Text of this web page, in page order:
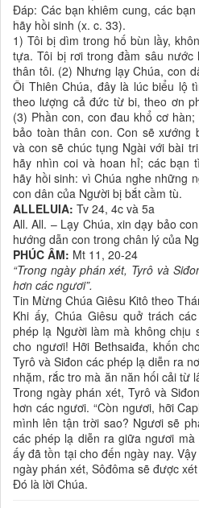
Đáp: Các bạn khiêm cung, các
hãy hồi sinh (x. c. 33).
1) Tôi bị dìm trong hố bùn lầy,
tựa. Tôi bị rơi trong đầm sâu
thân tôi. (2) Nhưng lạy Chúa, con
Ôi Thiên Chúa, đây là lúc biểu lộ
theo lượng cả đức từ bi, theo ơn
(3) Phần con, con đau khổ cơ
bảo toàn thân con. Con sẽ xướng
và con sẽ chúc tụng Ngài với bài
hãy nhìn coi và hoan hỉ; các bạn
hãy hồi sinh: vì Chúa nghe những
con dân của Người bị bắt cầm tù.
ALLELUIA: Tv 24, 4c và 5a
All. All. – Lạy Chúa, xin dạy bảo
hướng dẫn con trong chân lý của
PHÚC ÂM: Mt 11, 20-24
“Trong ngày phán xét, Tyrô và
hơn các ngươi”.
Tin Mừng Chúa Giêsu Kitô theo
Khi ấy, Chúa Giêsu quở trách
phép lạ Người làm mà không chịu
cho ngươi! Hỡi Bethsaiđa, khốn
Tyrô và Siđon các phép lạ diễn ra
nhặm, rắc tro mà ăn năn hối cải từ
Trong ngày phán xét, Tyrô và
hơn các ngươi. “Còn ngươi, hỡi
mình lên tận trời sao? Ngươi sẽ
các phép lạ diễn ra giữa ngươi
ấy đã tồn tại cho đến ngày nay.
ngày phán xét, Sôđôma sẽ được
Đó là lời Chúa.